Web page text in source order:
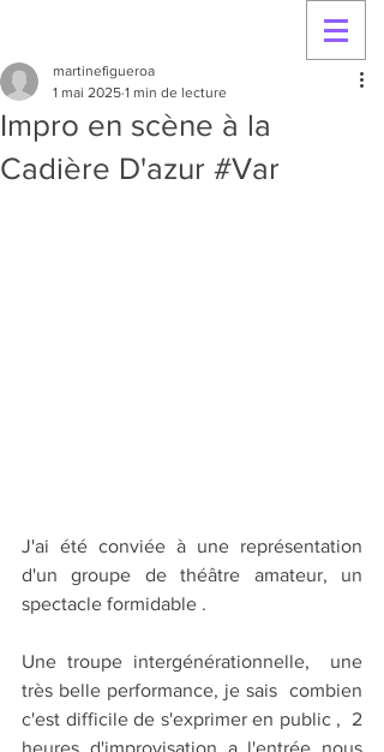
Impro en scène à la
Cadière D'azur #Var
martinefigueroa
1 mai 2025 1 min de lecture
J'ai été conviée à une représentation
d'un groupe de théâtre amateur, un
spectacle formidable .
Une troupe intergénérationnelle,  une
très belle performance, je sais  combien
c'est difficile de s'exprimer en public ,  2
heures d'improvisation a l'entrée nous